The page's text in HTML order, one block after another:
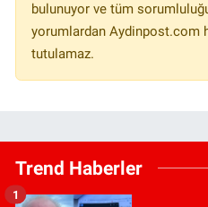
bulunuyor ve tüm
yorumlardan Aydinpost.com
tutulamaz.
Trend Haberler
1